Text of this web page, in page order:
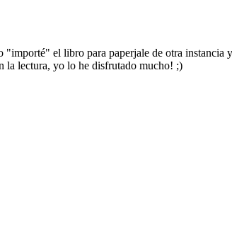
"importé" el libro para paperjale de otra instancia
la lectura, yo lo he disfrutado mucho! ;)